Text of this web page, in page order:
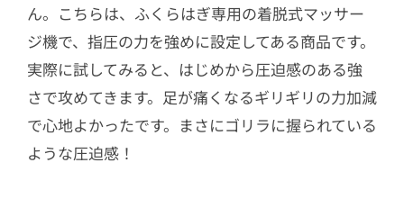
ん。こちらは、ふくらはぎ専用の着脱式マッサー
ジ機で、指圧の力を強めに設定してある商品です。
実際に試してみると、はじめから圧迫感のある強
さで攻めてきます。足が痛くなるギリギリの力加減
で心地よかったです。まさにゴリラに握られている
ような圧迫感！